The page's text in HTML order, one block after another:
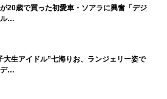
での期間で髪の毛を伸ばすことが
アスタイルで臨めることが新鮮で
サスペンスもありと広く楽しめる
さんにご覧いただきたいと思いま
20歳で買った初愛車・ソアラに興奮「デジ
ル…
大生アイドル”七海りお、ランジェリー姿で
デ…